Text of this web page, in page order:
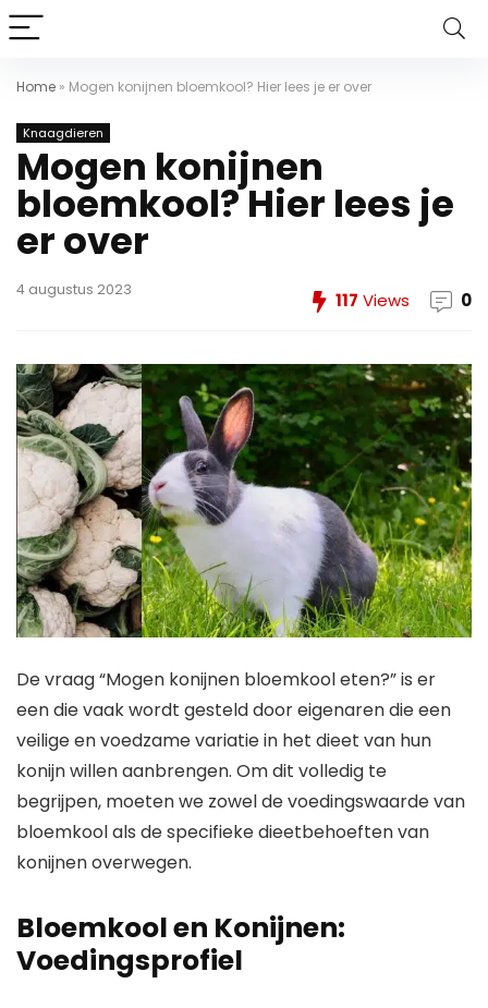
Home » Mogen konijnen bloemkool? Hier lees je er over
Knaagdieren
Mogen konijnen
bloemkool? Hier lees je
er over
4 augustus 2023 117 Views 0
De vraag “Mogen konijnen bloemkool eten?” is er
een die vaak wordt gesteld door eigenaren die een
veilige en voedzame variatie in het dieet van hun
konijn willen aanbrengen. Om dit volledig te
begrijpen, moeten we zowel de voedingswaarde van
bloemkool als de specifieke dieetbehoeften van
konijnen overwegen.
Bloemkool en Konijnen:
Voedingsprofiel